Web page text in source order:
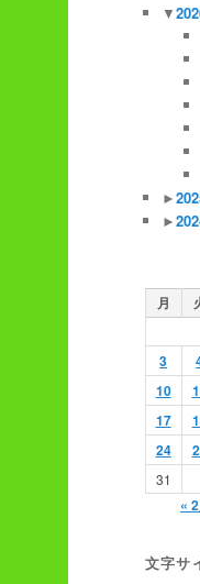
▼
►
►
月
3
10
17
24
31
«
文字サ